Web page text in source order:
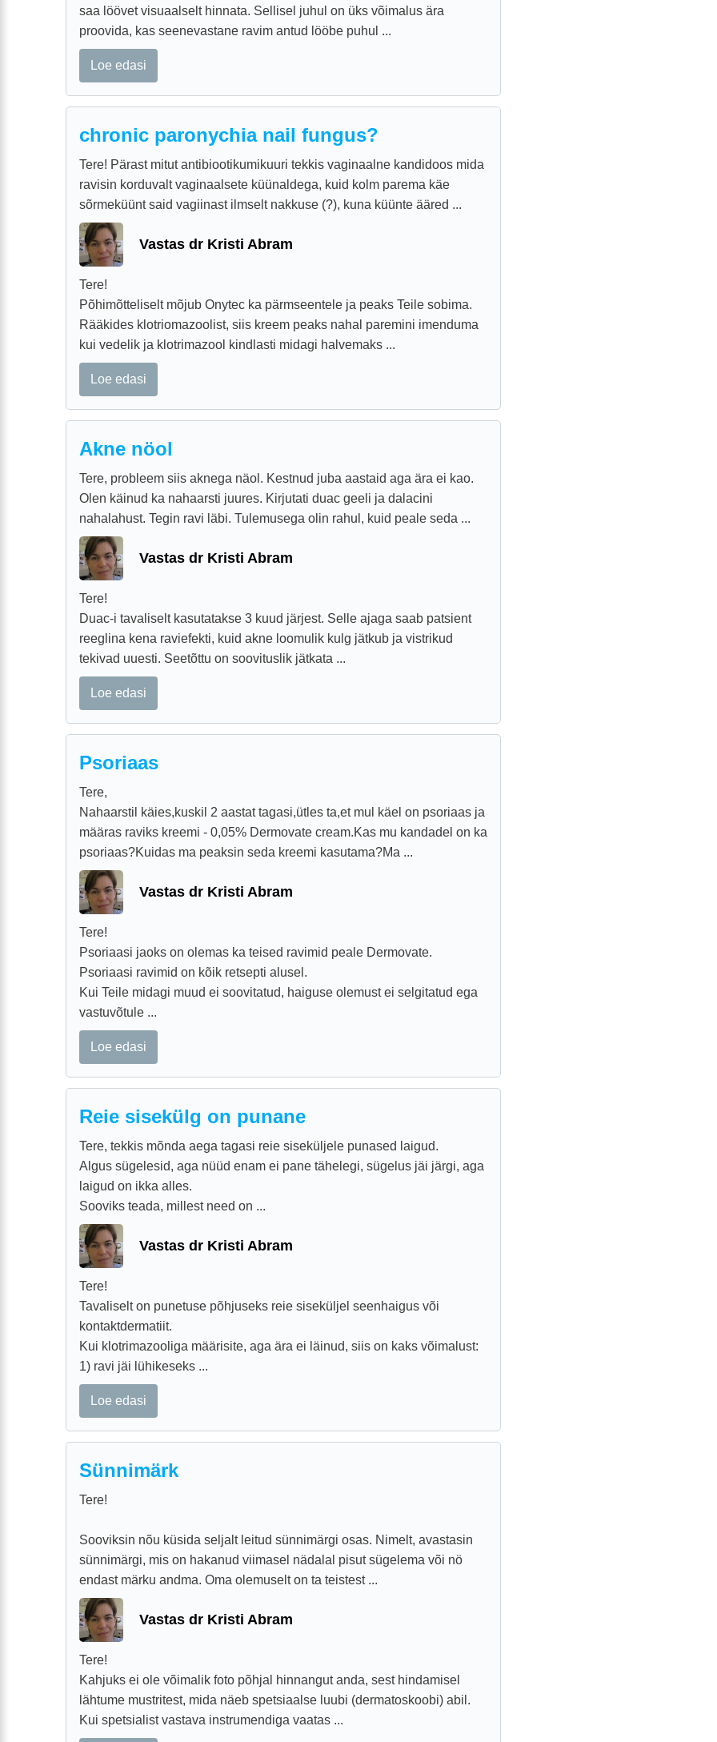
saa löövet visuaalselt hinnata. Sellisel juhul on üks võimalus ära
proovida, kas seenevastane ravim antud lööbe puhul ...
Loe edasi
chronic paronychia nail fungus?
Tere! Pärast mitut antibiootikumikuuri tekkis vaginaalne kandidoos mida
ravisin korduvalt vaginaalsete küünaldega, kuid kolm parema käe
sõrmeküünt said vagiinast ilmselt nakkuse (?), kuna küünte ääred ...
Vastas dr Kristi Abram
Tere!
Põhimõtteliselt mõjub Onytec ka pärmseentele ja peaks Teile sobima.
Rääkides klotriomazoolist, siis kreem peaks nahal paremini imenduma
kui vedelik ja klotrimazool kindlasti midagi halvemaks ...
Loe edasi
Akne nöol
Tere, probleem siis aknega näol. Kestnud juba aastaid aga ära ei kao.
Olen käinud ka nahaarsti juures. Kirjutati duac geeli ja dalacini
nahalahust. Tegin ravi läbi. Tulemusega olin rahul, kuid peale seda ...
Vastas dr Kristi Abram
Tere!
Duac-i tavaliselt kasutatakse 3 kuud järjest. Selle ajaga saab patsient
reeglina kena raviefekti, kuid akne loomulik kulg jätkub ja vistrikud
tekivad uuesti. Seetõttu on soovituslik jätkata ...
Loe edasi
Psoriaas
Tere,
Nahaarstil käies,kuskil 2 aastat tagasi,ütles ta,et mul käel on psoriaas ja
määras raviks kreemi - 0,05% Dermovate cream.Kas mu kandadel on ka
psoriaas?Kuidas ma peaksin seda kreemi kasutama?Ma ...
Vastas dr Kristi Abram
Tere!
Psoriaasi jaoks on olemas ka teised ravimid peale Dermovate.
Psoriaasi ravimid on kõik retsepti alusel.
Kui Teile midagi muud ei soovitatud, haiguse olemust ei selgitatud ega
vastuvõtule ...
Loe edasi
Reie sisekülg on punane
Tere, tekkis mõnda aega tagasi reie siseküljele punased laigud.
Algus sügelesid, aga nüüd enam ei pane tähelegi, sügelus jäi järgi, aga
laigud on ikka alles.
Sooviks teada, millest need on ...
Vastas dr Kristi Abram
Tere!
Tavaliselt on punetuse põhjuseks reie siseküljel seenhaigus või
kontaktdermatiit.
Kui klotrimazooliga määrisite, aga ära ei läinud, siis on kaks võimalust:
1) ravi jäi lühikeseks ...
Loe edasi
Sünnimärk
Tere!
Sooviksin nõu küsida seljalt leitud sünnimärgi osas. Nimelt, avastasin
sünnimärgi, mis on hakanud viimasel nädalal pisut sügelema või nö
endast märku andma. Oma olemuselt on ta teistest ...
Vastas dr Kristi Abram
Tere!
Kahjuks ei ole võimalik foto põhjal hinnangut anda, sest hindamisel
lähtume mustritest, mida näeb spetsiaalse luubi (dermatoskoobi) abil.
Kui spetsialist vastava instrumendiga vaatas ...